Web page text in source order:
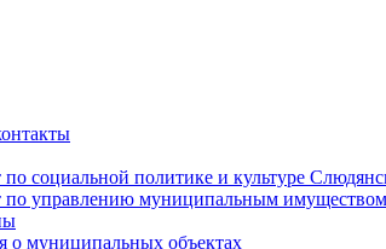
социальной политике и культуре
управлению муниципальным
о муниципальных объектах